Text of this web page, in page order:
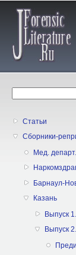
Статьи
Сборники-
Мед.
Барнаул-
Казань
Выпуск
Выпуск